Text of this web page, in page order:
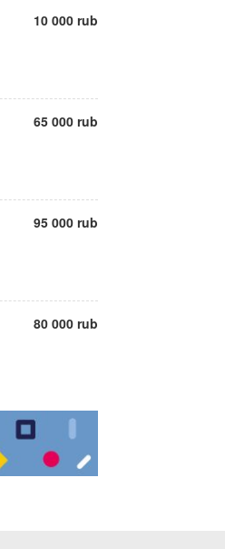
10 000 rub
65 000 rub
95 000 rub
80 000 rub